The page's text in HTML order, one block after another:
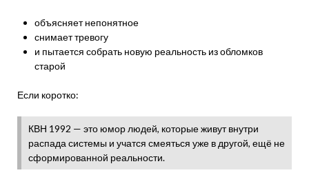
объясняет непонятное
снимает тревогу
и пытается собрать новую реальность из обломков
старой
Если коротко:
КВН 1992 — это юмор людей, которые живут внутри
распада системы и учатся смеяться уже в другой, ещё не
сформированной реальности.